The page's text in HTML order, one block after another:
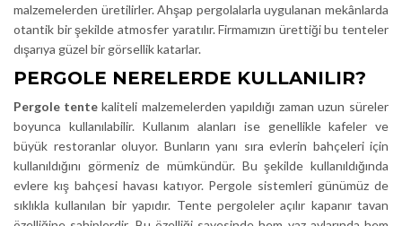
malzemelerden üretilirler. Ahşap pergolalarla uygulanan mekânlarda
otantik bir şekilde atmosfer yaratılır. Firmamızın ürettiği bu tenteler
dışarıya güzel bir görsellik katarlar.
PERGOLE NERELERDE KULLANILIR?
Pergole tente kaliteli malzemelerden yapıldığı zaman uzun süreler
boyunca kullanılabilir. Kullanım alanları ise genellikle kafeler ve
büyük restoranlar oluyor. Bunların yanı sıra evlerin bahçeleri için
kullanıldığını görmeniz de mümkündür. Bu şekilde kullanıldığında
evlere kış bahçesi havası katıyor. Pergole sistemleri günümüz de
sıklıkla kullanılan bir yapıdır. Tente pergoleler açılır kapanır tavan